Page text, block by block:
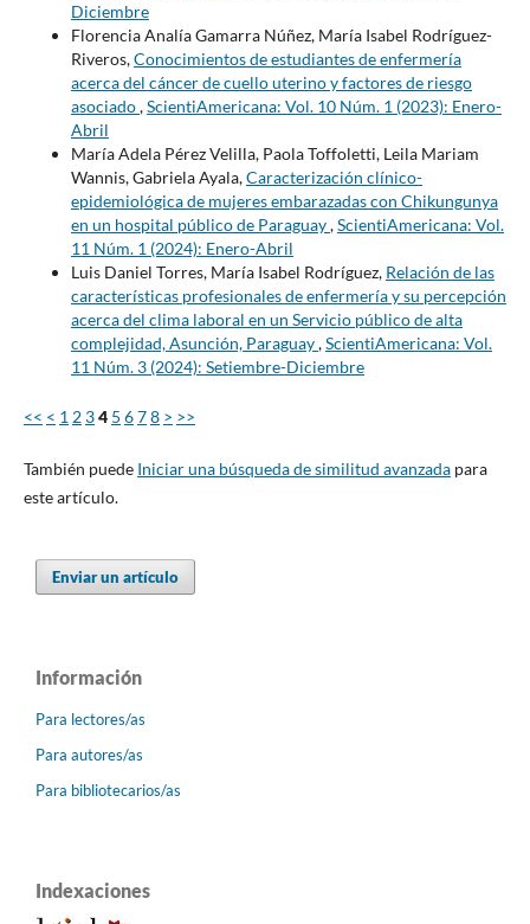
Diciembre
Florencia Analía Gamarra Núñez, María Isabel Rodríguez-
Riveros,Conocimientos de estudiantes de enfermería
acerca del cáncer de cuello uterino y factores de riesgo
asociado,ScientiAmericana: Vol. 10 Núm. 1 (2023): Enero-
Abril
María Adela Pérez Velilla, Paola Toffoletti, Leila Mariam
Wannis, Gabriela Ayala,Caracterización clínico-
epidemiológica de mujeres embarazadas con Chikungunya
en un hospital público de Paraguay,ScientiAmericana: Vol.
11 Núm. 1 (2024): Enero-Abril
Luis Daniel Torres, María Isabel Rodríguez, Relación de las
características profesionales de enfermería y su percepción
acerca del clima laboral en un Servicio público de alta
complejidad, Asunción, Paraguay,ScientiAmericana: Vol.
11 Núm. 3 (2024): Setiembre-Diciembre
<< < 1 2 34 5 678 > >>
También puede Iniciar una búsqueda de similitud avanzadapara
este artículo.
Enviar un artículo
Información
Para lectores/as
Para autores/as
Para bibliotecarios/as
Indexaciones